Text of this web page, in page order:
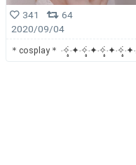
341
64
2020/09/04
＊cosplay＊ ‧✧̣̥̇‧✦‧✧̣̥̇‧✦‧✧̣̥̇‧✦‧✧̣̥̇‧✦‧